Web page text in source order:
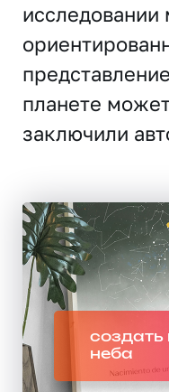
планете
заключили
создать
неба